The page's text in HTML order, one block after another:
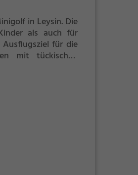
in Leysin. Die
als auch für
für die
mit tückischen
zu einem
schafft es mit den